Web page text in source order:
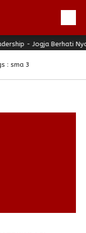
- Jogja Berhati Nyaman
: sma 3